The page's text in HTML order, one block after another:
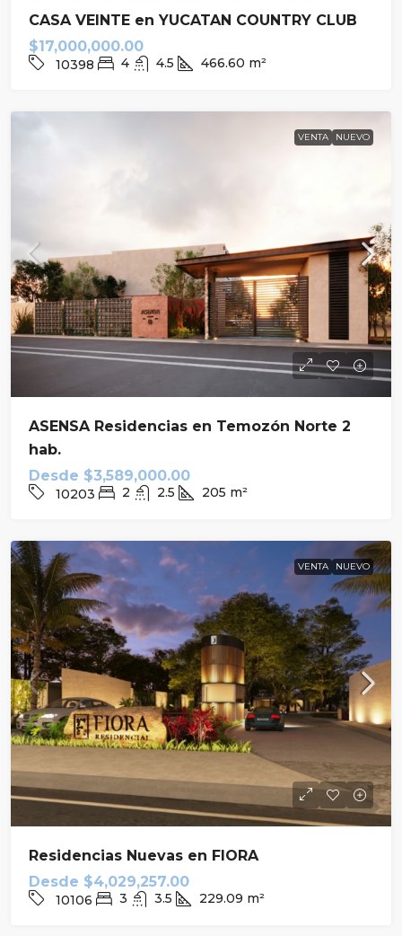
CASA VEINTE en YUCATAN COUNTRY CLUB
$17,000,000.00
10398 4 4.5 466.60 m²
VENTA NUEVO
ASENSA Residencias en Temozón Norte 2
hab.
Desde $3,589,000.00
10203 2 2.5 205 m²
VENTA NUEVO
Residencias Nuevas en FIORA
Desde $4,029,257.00
10106 3 3.5 229.09 m²